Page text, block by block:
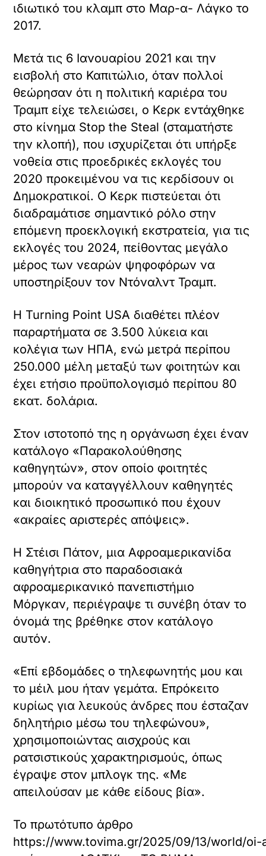
ιδιωτικό του κλαμπ στο Μαρ-α- Λάγκο το
2017.
Μετά τις 6 Ιανουαρίου 2021 και την
εισβολή στο Καπιτώλιο, όταν πολλοί
θεώρησαν ότι η πολιτική καριέρα του
Τραμπ είχε τελειώσει, ο Κερκ εντάχθηκε
στο κίνημα Stop the Steal (σταματήστε
την κλοπή), που ισχυρίζεται ότι υπήρξε
νοθεία στις προεδρικές εκλογές του
2020 προκειμένου να τις κερδίσουν οι
Δημοκρατικοί. Ο Κερκ πιστεύεται ότι
διαδραμάτισε σημαντικό ρόλο στην
επόμενη προεκλογική εκστρατεία, για τις
εκλογές του 2024, πείθοντας μεγάλο
μέρος των νεαρών ψηφοφόρων να
υποστηρίξουν τον Ντόναλντ Τραμπ.
Η Turning Point USA διαθέτει πλέον
παραρτήματα σε 3.500 λύκεια και
κολέγια των ΗΠΑ, ενώ μετρά περίπου
250.000 μέλη μεταξύ των φοιτητών και
έχει ετήσιο προϋπολογισμό περίπου 80
εκατ. δολάρια.
Στον ιστοτοπό της η οργάνωση έχει έναν
κατάλογο «Παρακολούθησης
καθηγητών», στον οποίο φοιτητές
μπορούν να καταγγέλλουν καθηγητές
και διοικητικό προσωπικό που έχουν
«ακραίες αριστερές απόψεις».
Η Στέισι Πάτον, μια Αφροαμερικανίδα
καθηγήτρια στο παραδοσιακά
αφροαμερικανικό πανεπιστήμιο
Μόργκαν, περιέγραψε τι συνέβη όταν το
όνομά της βρέθηκε στον κατάλογο
αυτόν.
«Επί εβδομάδες ο τηλεφωνητής μου και
το μέιλ μου ήταν γεμάτα. Επρόκειτο
κυρίως για λευκούς άνδρες που έσταζαν
δηλητήριο μέσω του τηλεφώνου»,
χρησιμοποιώντας αισχρούς και
ρατσιστικούς χαρακτηρισμούς, όπως
έγραψε στον μπλογκ της. «Με
απειλούσαν με κάθε είδους βία».
Το πρωτότυπο άρθρο
https://www.tovima.gr/2025/09/13/world/